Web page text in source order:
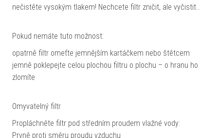
nečistěte vysokým tlakem! Nechcete filtr zničit, ale vyčistit…
Pokud nemáte tuto možnost:
opatrně filtr omeťte jemnějším kartáčkem nebo štětcem
jemně poklepejte celou plochou filtru o plochu – o hranu ho
zlomíte
Omyvatelný filtr
Propláchněte filtr pod středním proudem vlažné vody:
Prvně proti směru proudu vzduchu